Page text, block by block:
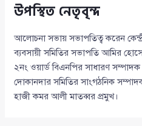
উপস্থিত নেতৃবৃন্দ
আলোচনা সভায় সভাপতিত্ব করেন
ব্যবসায়ী সমিতির সভাপতি আমির
২নং ওয়ার্ড বিএনপির সাধারণ
দোকানদার সমিতির সাংগঠনিক
হাজী কমর আলী মাতব্বর প্রমুখ।